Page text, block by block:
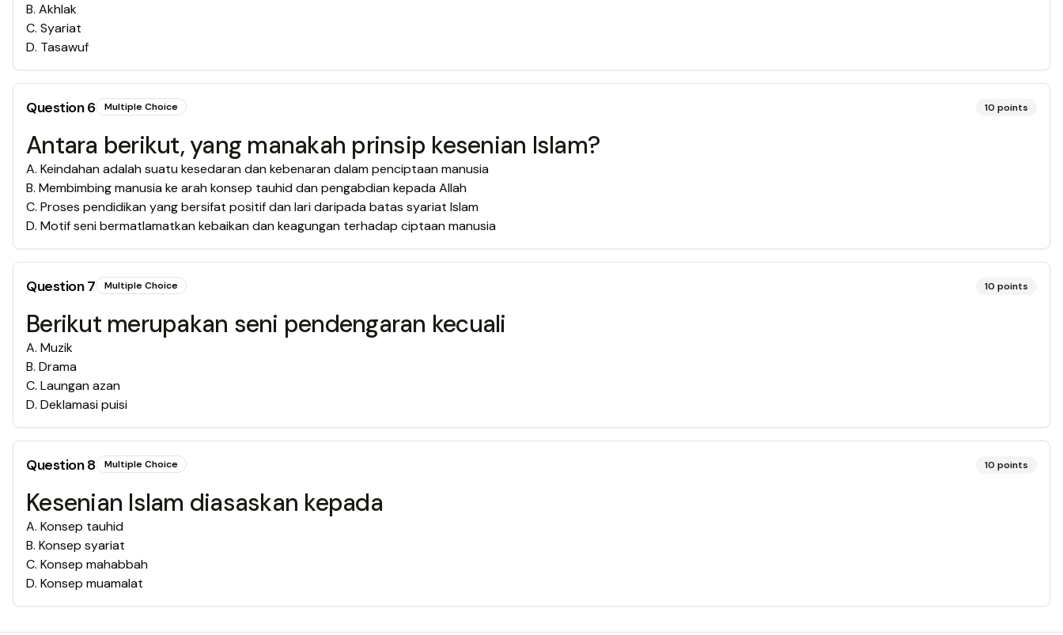
B. Akhlak
C. Syariat
D. Tasawuf
Question6 Multiple Choice 10 points
Antara berikut, yang manakah prinsip kesenian Islam?
A. Keindahan adalah suatu kesedaran dan kebenaran dalam penciptaan manusia
B. Membimbing manusia ke arah konsep tauhid dan pengabdian kepada Allah
C. Proses pendidikan yang bersifat positif dan lari daripada batas syariat Islam
D. Motif seni bermatlamatkan kebaikan dan keagungan terhadap ciptaan manusia
Question7 Multiple Choice 10 points
Berikut merupakan seni pendengaran kecuali
A. Muzik
B. Drama
C. Laungan azan
D. Deklamasi puisi
Question8 Multiple Choice 10 points
Kesenian Islam diasaskan kepada
A. Konsep tauhid
B. Konsep syariat
C. Konsep mahabbah
D. Konsep muamalat